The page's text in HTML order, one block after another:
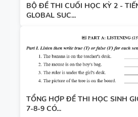
BỘ ĐỀ THI CUỐI HỌC KỲ 2 -
GLOBAL SUC...
TỔNG HỢP ĐỀ THI HỌC SINH
7-8-9 CÓ...